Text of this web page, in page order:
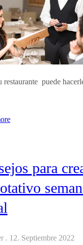
restaurante puede
para
. 12. Septiembre 2022